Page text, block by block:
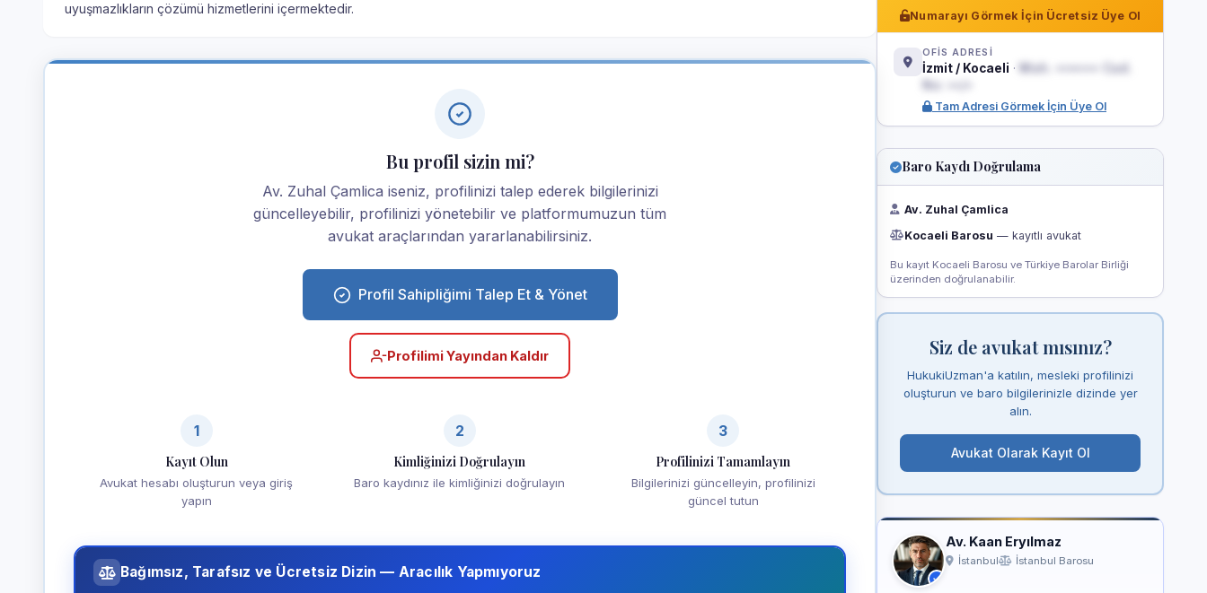
uyuşmazlıkların çözümü hizmetlerini içermektedir.
Bu profil sizin mi?
Av. Zuhal Çamlica iseniz, profilinizi talep ederek bilgilerinizi
güncelleyebilir, profilinizi yönetebilir ve platformumuzun tüm
avukat araçlarından yararlanabilirsiniz.
Profil Sahipliğimi Talep Et & Yönet
Profilimi Yayından Kaldır
1
Kayıt Olun
Avukat hesabı oluşturun veya giriş
yapın
2
Kimliğinizi Doğrulayın
Baro kaydınız ile kimliğinizi doğrulayın
3
Profilinizi Tamamlayın
Bilgilerinizi güncelleyin, profilinizi
güncel tutun
Bağımsız, Tarafsız ve Ücretsiz Dizin — Aracılık Yapmıyoruz
Numarayı Görmek İçin Ücretsiz Üye Ol
OFİS ADRESİ
İzmit / Kocaeli ·
Mah. ••••••• Cad.
Tam Adresi Görmek İçin Üye Ol
Baro Kaydı Doğrulama
Av. Zuhal Çamlica
Kocaeli Barosu — kayıtlı avukat
Bu kayıt Kocaeli Barosu ve Türkiye Barolar Birliği
üzerinden doğrulanabilir.
Siz de avukat mısınız?
HukukiUzman'a katılın, mesleki profilinizi
oluşturun ve baro bilgilerinizle dizinde yer
alın.
Avukat Olarak Kayıt Ol
Av. Kaan Eryılmaz
İstanbul İstanbul Barosu